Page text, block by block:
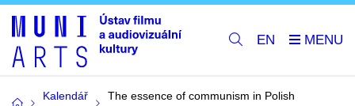
EN
Kalendář
The essence of communism in Polish